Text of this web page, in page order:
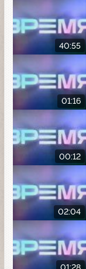
40:55
01:16
00:12
02:04